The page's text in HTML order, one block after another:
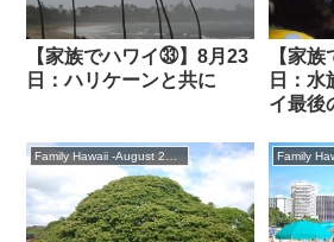
【家族でハワイ㉝】8月23
日：ハリケーンと共に
【家
日：水
イ最後